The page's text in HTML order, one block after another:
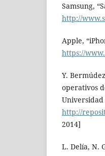
Samsung,
http://
Apple,
https://
Y.
operativos
Universidad
http://
2014]
L. Delía, N.